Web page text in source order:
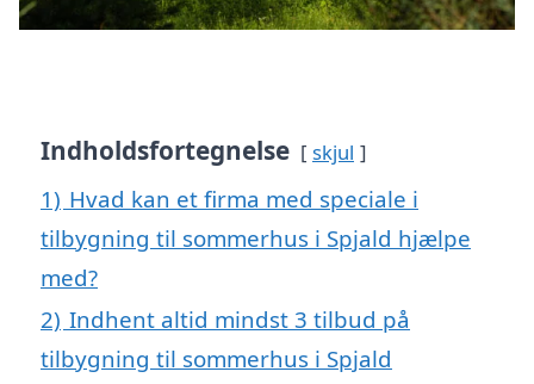
Indholdsfortegnelse skjul
1) Hvad kan et firma med speciale i
tilbygning til sommerhus i Spjald hjælpe
med?
2) Indhent altid mindst 3 tilbud på
tilbygning til sommerhus i Spjald